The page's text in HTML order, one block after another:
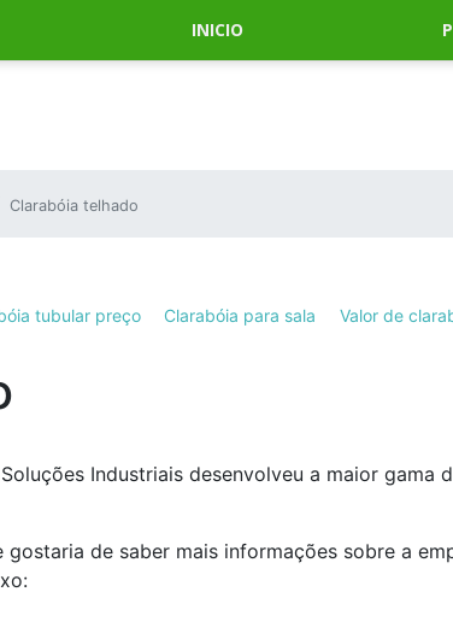
INICIO
Clarabóia telhado
tubular preço Clarabóia para sala Valor de
Industriais desenvolveu a maior gama
de saber mais informações sobre a